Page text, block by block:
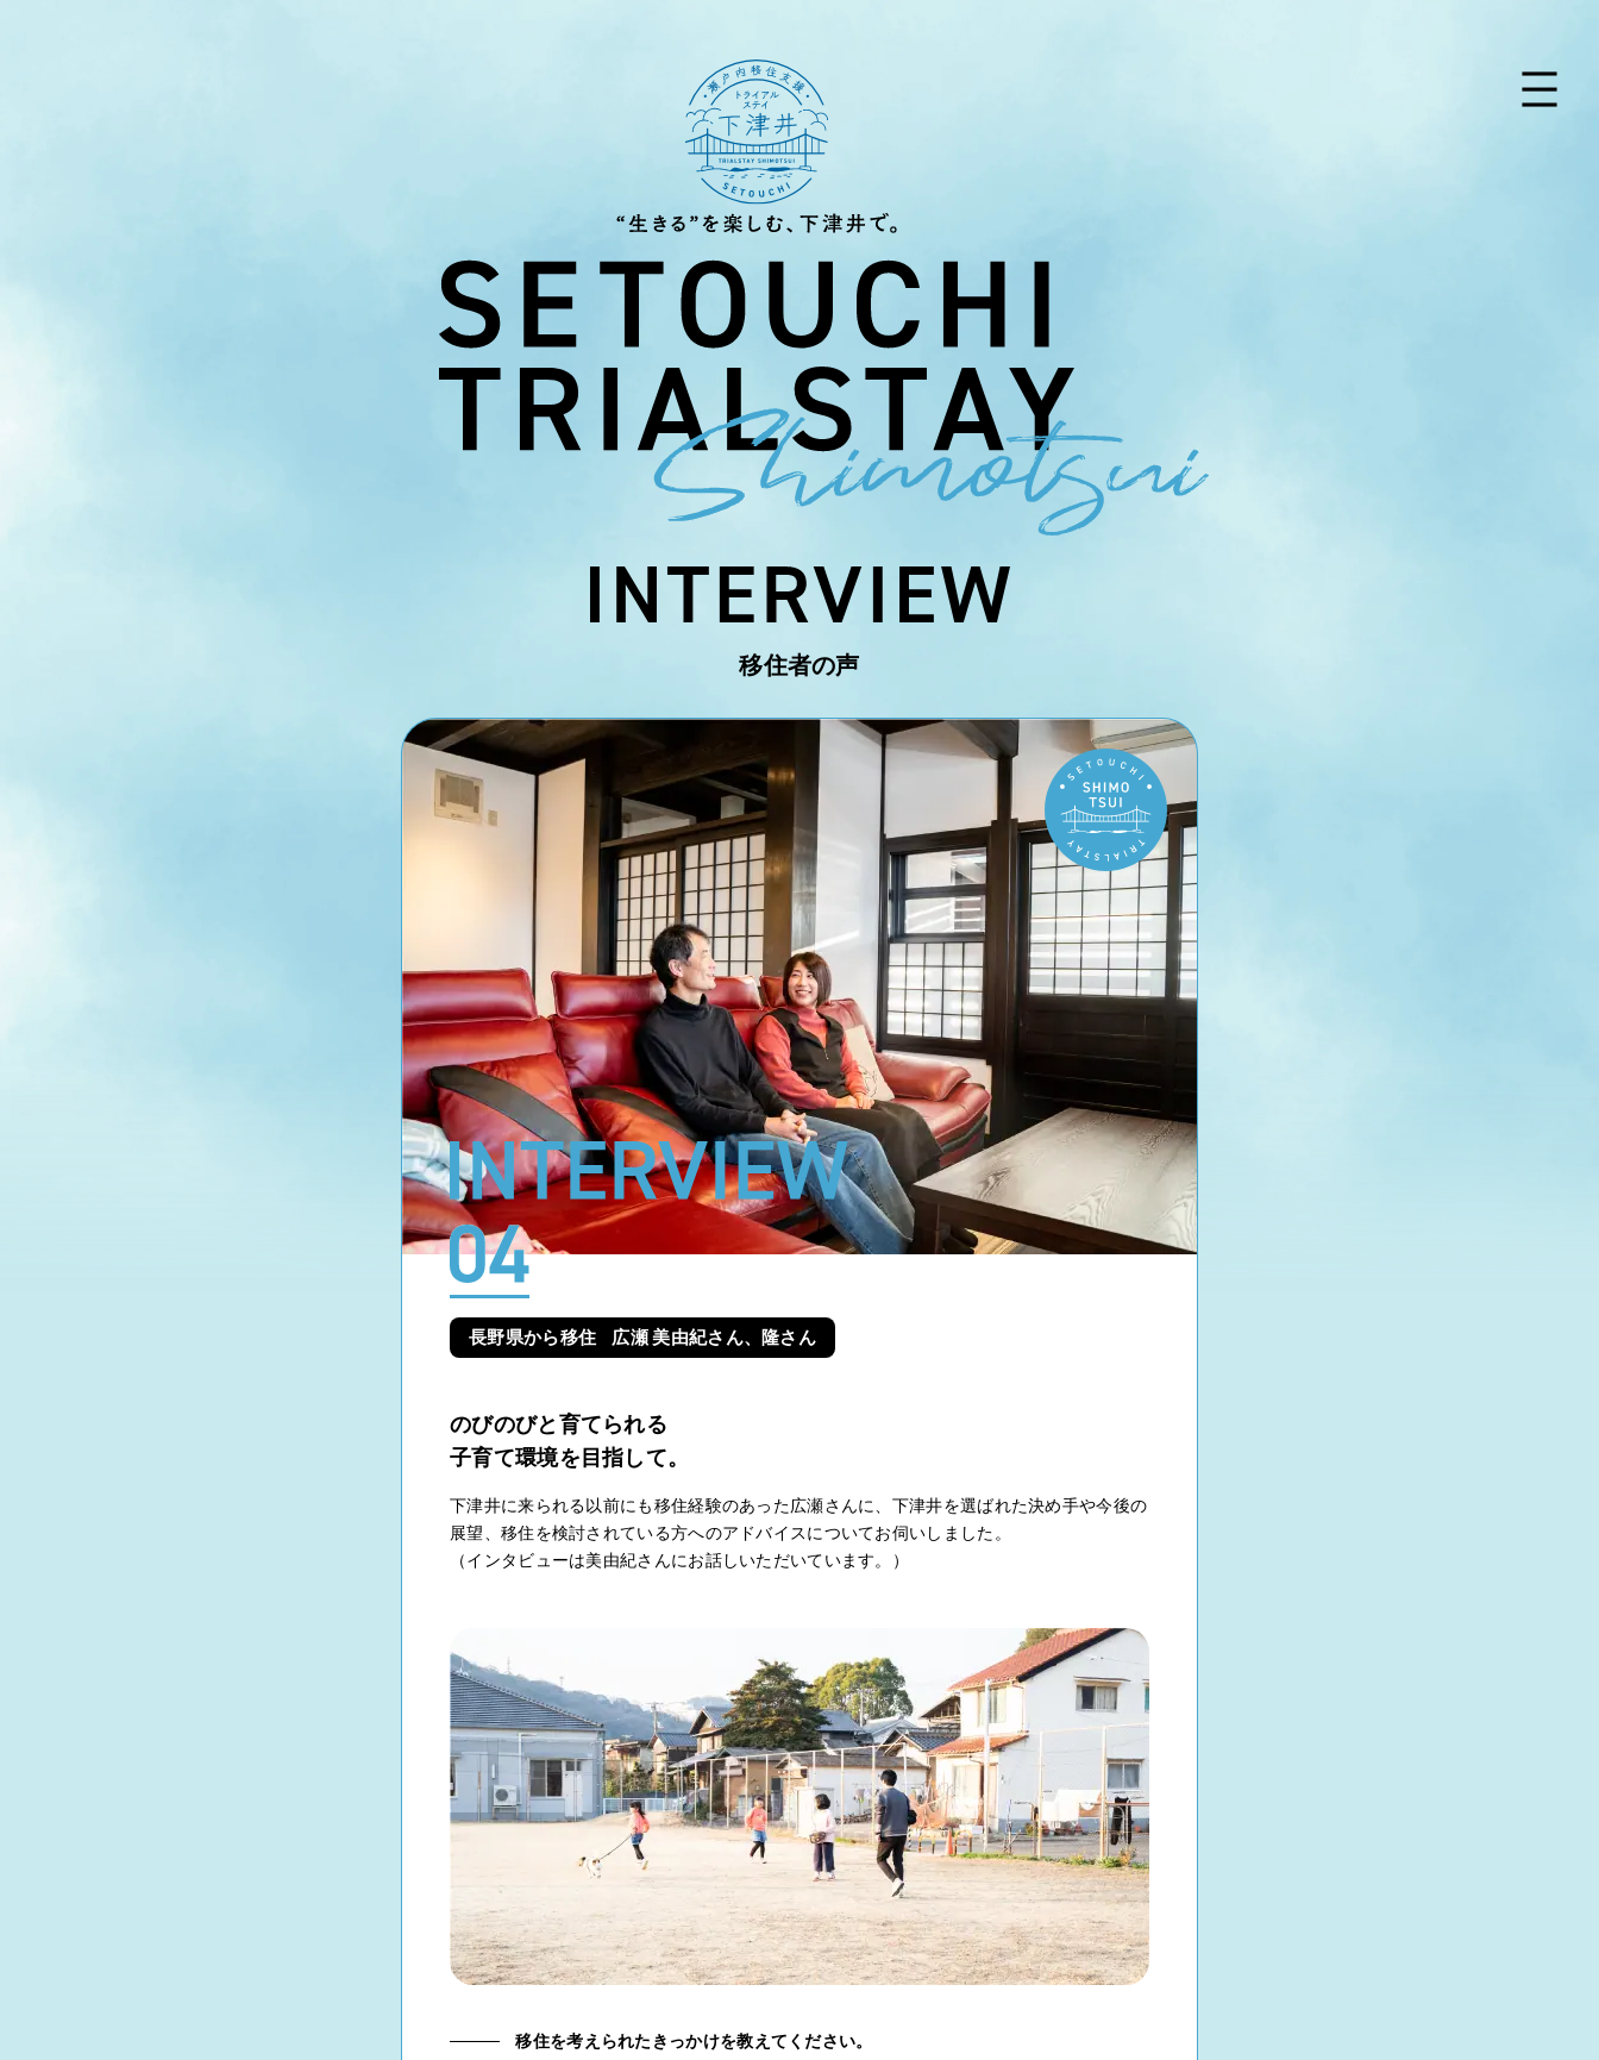
移住者の声
長野県から移住 広瀬 美由紀さん、隆さん
のびのびと育てられる
子育て環境を目指して。
下津井に来られる以前にも移住経験のあった広瀬さんに、下津井を選ばれた決め手や今後の
展望、移住を検討されている方へのアドバイスについてお伺いしました。
（インタビューは美由紀さんにお話しいただいています。）
移住を考えられたきっかけを教えてください。